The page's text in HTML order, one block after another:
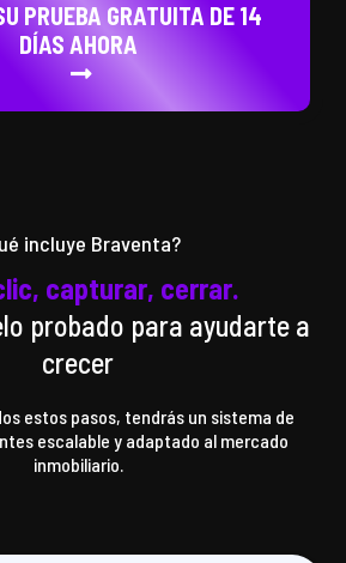
PRUEBA GRATUITA DE 14
DÍAS AHORA
incluye Braventa?
capturar, cerrar.
probado para ayudarte a
crecer
estos pasos, tendrás un sistema de
escalable y adaptado al mercado
inmobiliario.